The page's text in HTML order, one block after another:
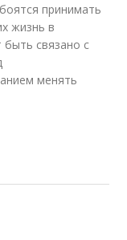
принимать
жизнь в
связано с
менять